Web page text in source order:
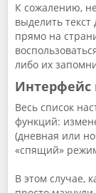
К сожалению,
выделить
прямо на
либо их
Интерфейс
Весь список
функций:
(дневная или
«спящий»
В этом случае,